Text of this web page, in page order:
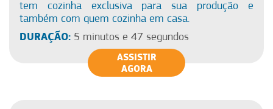
tem cozinha exclusiva para sua produção e
também com quem cozinha em casa.
DURAÇÃO:5 minutos e 47 segundos
ASSISTIR
AGORA